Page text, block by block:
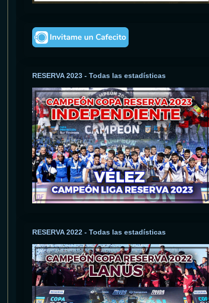
RESERVA 2023 - Todas las estadísticas
RESERVA 2022 - Todas las estadísticas